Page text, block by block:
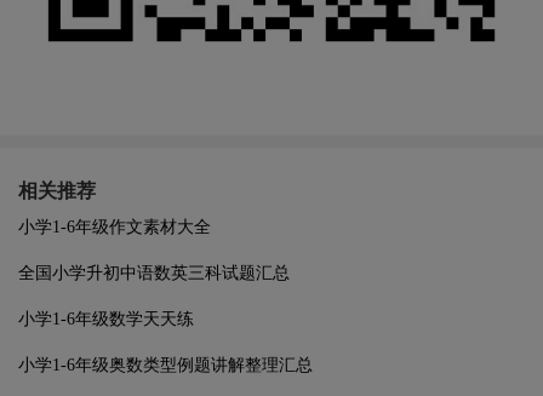
相关推荐
小学1-6年级作文素材大全
全国小学升初中语数英三科试题汇总
小学1-6年级数学天天练
小学1-6年级奥数类型例题讲解整理汇总